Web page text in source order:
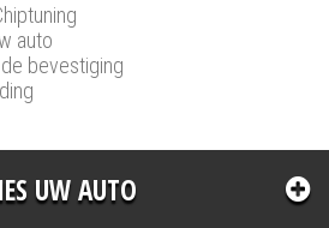
auto
bevestiging
UW AUTO